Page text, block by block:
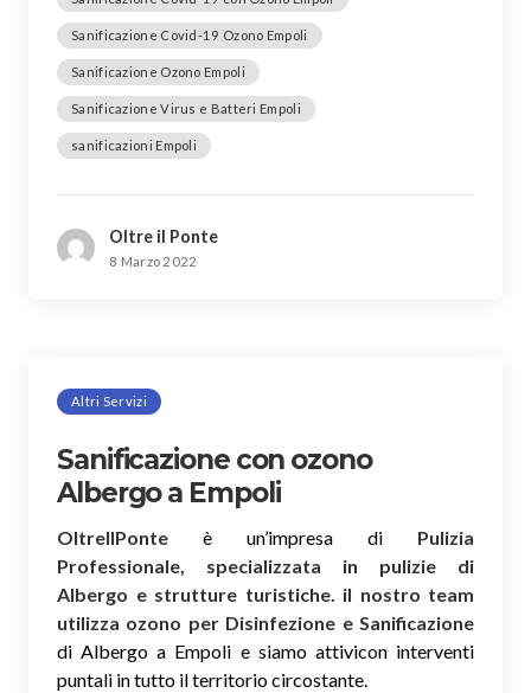
Sanificazione Covid-19 Ozono Empoli
Sanificazione Ozono Empoli
Sanificazione Virus e Batteri Empoli
sanificazioni Empoli
Oltre il Ponte
8 Marzo 2022
Altri Servizi
Sanificazione con ozono
Albergo a Empoli
OltreIlPonte è un’impresa di Pulizia
Professionale, specializzata in pulizie di
Albergo e strutture turistiche. il nostro team
utilizza ozono per Disinfezione e Sanificazione
di Albergo a Empoli e siamo attivicon interventi
puntali in tutto il territorio circostante.